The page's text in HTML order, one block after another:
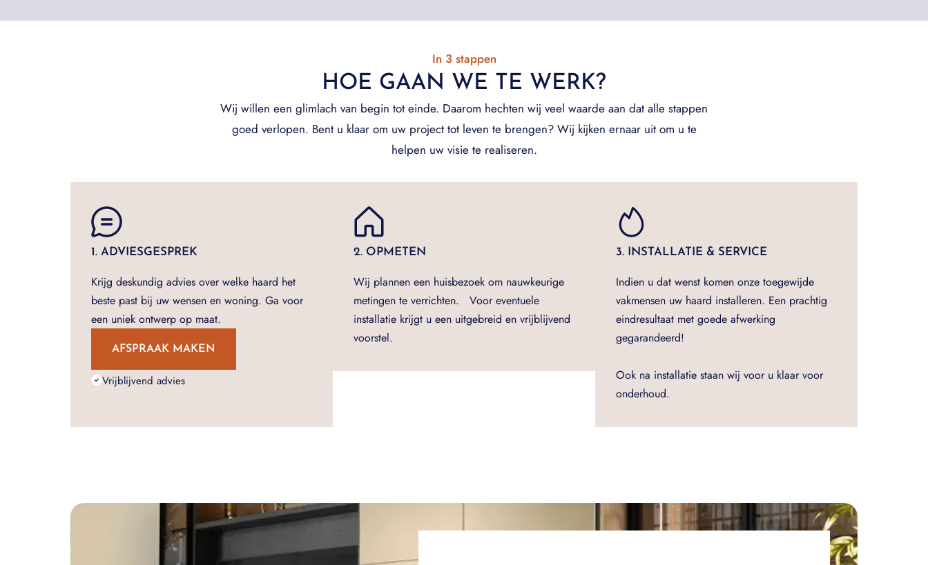
In 3 stappen
HOE GAAN WE TE WERK?
Wij willen een glimlach van begin tot einde. Daarom hechten wij veel waarde aan dat alle stappen
goed verlopen. Bent u klaar om uw project tot leven te brengen? Wij kijken ernaar uit om u te
helpen uw visie te realiseren.
1. ADVIESGESPREK
Krijg deskundig advies over welke haard het
beste past bij uw wensen en woning. Ga voor
een uniek ontwerp op maat.
AFSPRAAK MAKEN
Vrijblijvend advies
2. OPMETEN
Wij plannen een huisbezoek om nauwkeurige
metingen te verrichten. Voor eventuele
installatie krijgt u een uitgebreid en vrijblijvend
voorstel.
3. INSTALLATIE & SERVICE
Indien u dat wenst komen onze toegewijde
vakmensen uw haard installeren. Een prachtig
eindresultaat met goede afwerking
gegarandeerd!
Ook na installatie staan wij voor u klaar voor
onderhoud.